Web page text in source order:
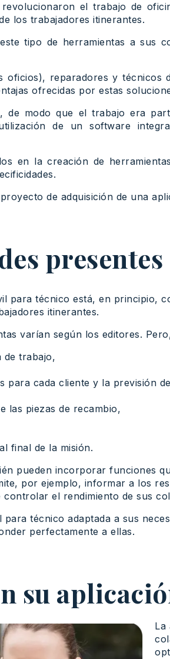
el trabajo de
los trabajadores itinerantes.
tipo de herramientas a
oficios), reparadores y
ofrecidas por estas
de modo que el trabajo era
de un software
en la creación de
de adquisición de una
para técnico está, en principio,
itinerantes.
varían según los editores.
de trabajo,
para cada cliente y la previsión
las piezas de recambio,
final de la misión.
pueden incorporar funciones
por ejemplo, informar a los
el rendimiento de sus
técnico adaptada a sus
perfectamente a ellas.
su
La